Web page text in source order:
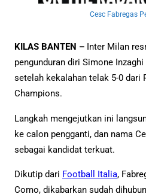
Cesc Fabregas
KILAS BANTEN – Inter Milan
pengunduran diri Simone
setelah kekalahan telak 5-0 dari
Champions.
Langkah mengejutkan ini
ke calon pengganti, dan nama
sebagai kandidat terkuat.
Dikutip dari Football Italia,
Como, dikabarkan sudah